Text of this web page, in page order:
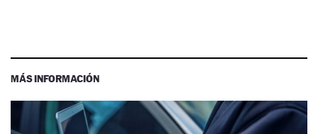
MÁS INFORMACIÓN